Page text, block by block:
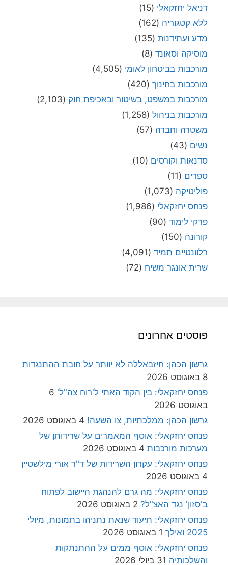
דניאל יחזקאלי (15)
ללא קטגוריה (162)
מדע ועתידנות (135)
מוסיקה וסאונד (8)
מורכבות בביטחון לאומי (4,505)
מורכבות בחינוך (420)
מורכבות במשפט, בשיטור ובאכיפת חוק (2,103)
מורכבות בניהול (1,258)
משטרה וחברה (57)
נשים (43)
סדנאות וקורסים (10)
ספרים (11)
פוליטיקה (1,073)
פנחס יחזקאלי (1,986)
פרקי לימוד (90)
קורונה (150)
רלוונטיים תמיד (4,091)
שרית אונגר משיח (72)
פוסטים אחרונים
גרשון הכהן: חיזבאללה לא יוותר על חובת ההתנגדות
8 באוגוסט 2026
פנחס יחזקאלי: בין הקוד האתי ל'רוח צה"ל' 6
באוגוסט 2026
גרשון הכהן: ממלכתיות, צו השעה! 4 באוגוסט 2026
פנחס יחזקאלי: אוסף המאמרים על שרידותן של
מערכות מורכבות 4 באוגוסט 2026
פנחס יחזקאלי: עקרון השרידות של ד"ר אורי מילשטיין
4 באוגוסט 2026
פנחס יחזקאלי: מה גרם להנהגת היישוב לפתוח
ב'סזון' נגד האצ"ל? 2 באוגוסט 2026
פנחס יחזקאלי: תיעוד שנאת נתניהו בתמונות, מיולי
2025 ואילך
1 באוגוסט 2026
פנחס יחזקאלי: אוסף ממים על ההתנתקות
והשלכותיה 31 ביולי 2026